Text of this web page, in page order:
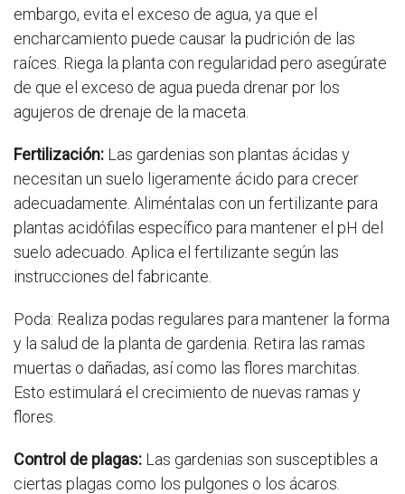
embargo, evita el exceso de agua, ya que el
encharcamiento puede causar la pudrición de las
raíces. Riega la planta con regularidad pero asegúrate
de que el exceso de agua pueda drenar por los
agujeros de drenaje de la maceta.
Fertilización: Las gardenias son plantas ácidas y
necesitan un suelo ligeramente ácido para crecer
adecuadamente. Aliméntalas con un fertilizante para
plantas acidófilas específico para mantener el pH del
suelo adecuado. Aplica el fertilizante según las
instrucciones del fabricante.
Poda: Realiza podas regulares para mantener la forma
y la salud de la planta de gardenia. Retira las ramas
muertas o dañadas, así como las flores marchitas.
Esto estimulará el crecimiento de nuevas ramas y
flores.
Control de plagas: Las gardenias son susceptibles a
ciertas plagas como los pulgones o los ácaros.